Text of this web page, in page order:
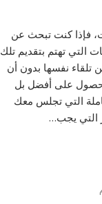
فإذا كنت تبحث عن
التي تهتم بتقديم تلك
تلقاء نفسها بدون أن
على أفضل بل
التي تجلس معك
التي يجب…